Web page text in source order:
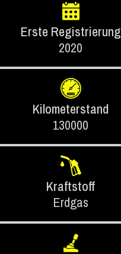
Erste Registrierung
2020
Kilometerstand
130000
Kraftstoff
Erdgas